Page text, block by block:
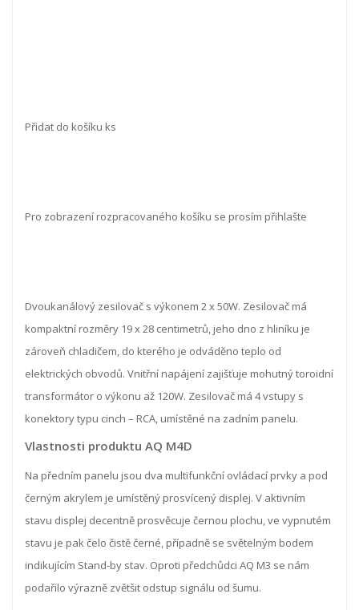
Přidat do košíku ks
Pro zobrazení rozpracovaného košíku se prosím přihlašte
Dvoukanálový zesilovač s výkonem 2 x 50W. Zesilovač má
kompaktní rozměry 19 x 28 centimetrů, jeho dno z hliníku je
zároveň chladičem, do kterého je odváděno teplo od
elektrických obvodů. Vnitřní napájení zajišťuje mohutný toroidní
transformátor o výkonu až 120W. Zesilovač má 4 vstupy s
konektory typu cinch – RCA, umístěné na zadním panelu.
Vlastnosti produktu AQ M4D
Na předním panelu jsou dva multifunkční ovládací prvky a pod
černým akrylem je umístěný prosvícený displej. V aktivním
stavu displej decentně prosvěcuje černou plochu, ve vypnutém
stavu je pak čelo čistě černé, případně se světelným bodem
indikujícím Stand-by stav. Oproti předchůdci AQ M3 se nám
podařilo výrazně zvětšit odstup signálu od šumu.